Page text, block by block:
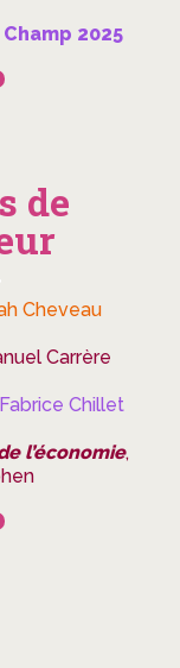
2025
de
Cheveau
Carrère
Chillet
l’économie,